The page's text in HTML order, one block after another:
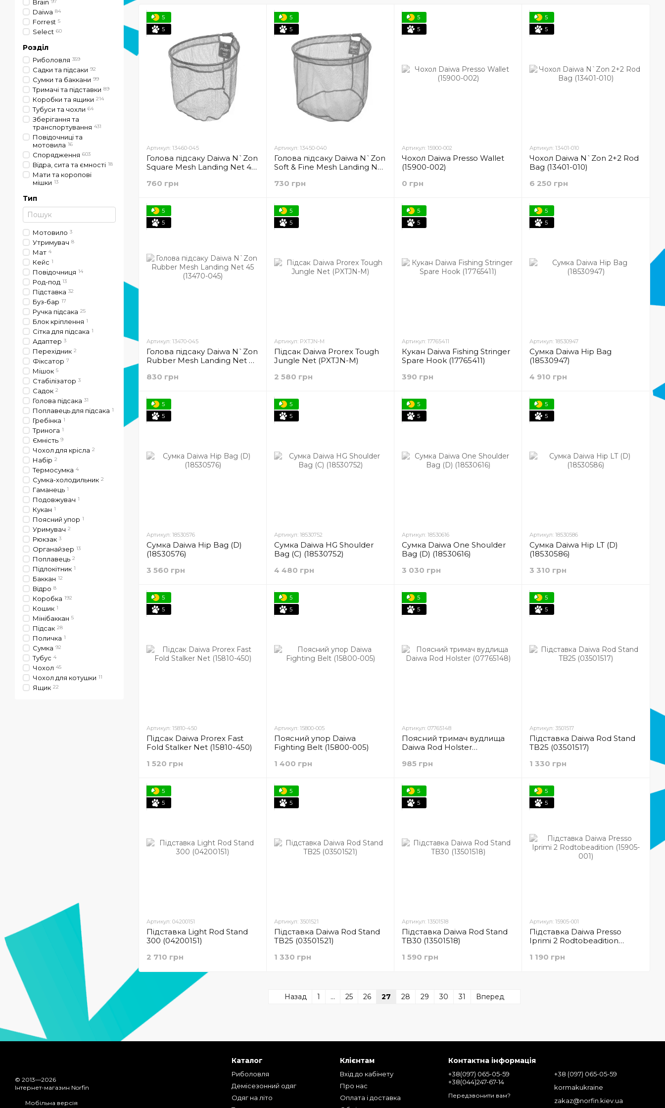
5
5
Артикул: 13460-045
Голова підсаку Daiwa N`Zon
Square Mesh Landing Net 45
760 грн
5
5
Артикул: 13450-040
Голова підсаку Daiwa N`Zon
Soft & Fine Mesh Landing Net
730 грн
5
5
Артикул: 15900-002
Чохол Daiwa Presso Wallet
(15900-002)
0 грн
5
5
Артикул: 13401-010
Чохол Daiwa N`Zon 2+2 Rod
Bag (13401-010)
6 250 грн
5
5
Артикул: 13470-045
Голова підсаку Daiwa N`Zon
Rubber Mesh Landing Net 45
830 грн
5
5
Артикул: PXTJN-M
Підсак Daiwa Prorex Tough
Jungle Net (PXTJN-M)
2 580 грн
5
5
Артикул: 17765411
Кукан Daiwa Fishing Stringer
Spare Hook (17765411)
390 грн
5
5
Артикул: 18530947
Сумка Daiwa Hip Bag
(18530947)
4 910 грн
5
5
Артикул: 18530576
Сумка Daiwa Hip Bag (D)
(18530576)
3 560 грн
5
5
Артикул: 18530752
Сумка Daiwa HG Shoulder
Bag (C) (18530752)
4 480 грн
5
5
Артикул: 18530616
Сумка Daiwa One Shoulder
Bag (D) (18530616)
3 030 грн
5
5
Артикул: 18530586
Сумка Daiwa Hip LT (D)
(18530586)
3 310 грн
5
5
Артикул: 15810-450
Підсак Daiwa Prorex Fast
Fold Stalker Net (15810-450)
1 520 грн
5
5
Артикул: 15800-005
Поясний упор Daiwa
Fighting Belt (15800-005)
1 400 грн
5
5
Артикул: 07765148
Поясний тримач вудлища
Daiwa Rod Holster
985 грн
5
5
Артикул: 3501517
Підставка Daiwa Rod Stand
TB25 (03501517)
1 330 грн
5
5
Артикул: 04200151
Підставка Light Rod Stand
300 (04200151)
2 710 грн
5
5
Артикул: 3501521
Підставка Daiwa Rod Stand
TB25 (03501521)
1 330 грн
5
5
Артикул: 13501518
Підставка Daiwa Rod Stand
TB30 (13501518)
1 590 грн
5
5
Артикул: 15905-001
Підставка Daiwa Presso
Iprimi 2 Rodtobeadition
1 190 грн
Назад 1 ... 25 26 27 28 29 30 31 Вперед
Brain
Daiwa 84
Forrest 5
Select 60
Розділ
Риболовля 359
Садки та підсаки 92
Cумки та баккани 99
Тримачі та підставки 89
Коробки та ящики 214
Тубуси та чохли 64
Зберігання та
транспортування 431
Повідочниці та
мотовила 16
Спорядження 603
Відра, сита та ємності 18
Мати та коропові
мішки 13
Тип
Мотовило 3
Утримувач 8
Мат 4
Кейс 1
Повідочниця 14
Род-под 13
Підставка 32
Буз-бар 17
Ручка підсака 25
Блок кріплення 1
Сітка для підсака 1
Адаптер 3
Перехідник 2
Фіксатор 7
Мішок 5
Стабілізатор 3
Садок 2
Голова підсака 31
Поплавець для підсака 1
Гребінка 1
Тринога 1
Ємність 9
Чохол для крісла 2
Набір 2
Термосумка 4
Сумка-холодильник 2
Гаманець 1
Подовжувач 1
Кукан 1
Поясний упор 1
Уримувач 2
Рюкзак 3
Органайзер 13
Поплавець 2
Підлокітник 1
Баккан 12
Відро 8
Коробка 192
Кошик 1
Мінібаккан 5
Підсак 28
Поличка 1
Сумка 92
Тубус 4
Чохол 45
Чохол для котушки 11
Ящик 22
© 2013—2026
Інтернет-магазин Norfin
Мобільна версія
Каталог
Риболовля
Демісезонний одяг
Одяг на літо
Клієнтам
Вхід до кабінету
Про нас
Оплата і доставка
Контактна інформація
+38(097) 065-05-59
+38(044)247-67-14
Передзвонити вам?
+38 (097) 065-05-59
kormakukraine
zakaz@norfin.kiev.ua